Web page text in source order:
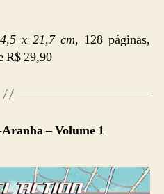
x 21,7 cm, 128 páginas,
R$ 29,90
– Volume 1